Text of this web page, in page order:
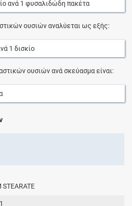
ανά 1 φυσαλιδώδη πακέτα
ουσιών αναλύεται ως εξής:
1 δισκίο
ουσιών ανά σκεύασμα είναι:
STEARATE